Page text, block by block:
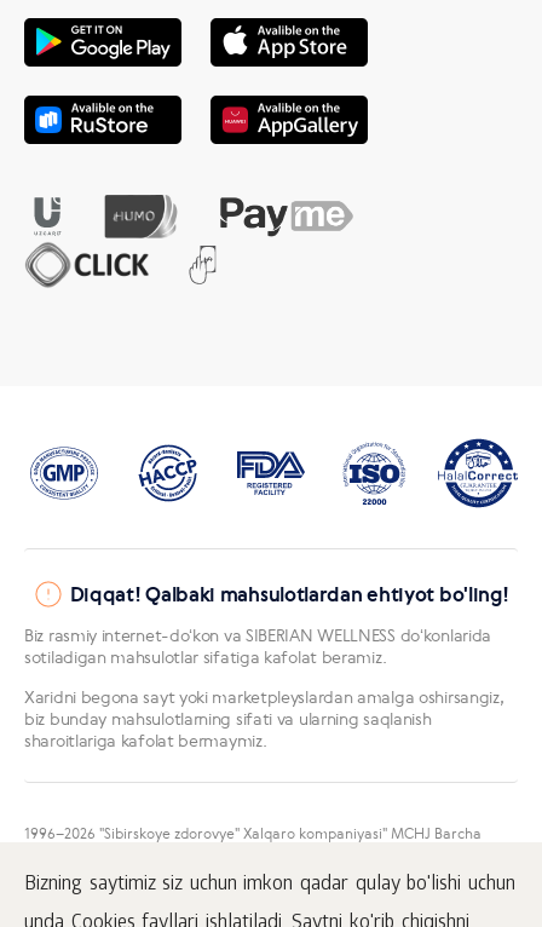
Bizning saytimiz siz uchun imkon qadar qulay bo'lishi uchun
Diqqat! Qalbaki mahsulotlardan ehtiyot bo'ling!
Biz rasmiy internet-doʻkon va SIBERIAN WELLNESS doʻkonlarida
sotiladigan mahsulotlar sifatiga kafolat beramiz.
Xaridni begona sayt yoki marketpleyslardan amalga oshirsangiz,
biz bunday mahsulotlarning sifati va ularning saqlanish
sharoitlariga kafolat bermaymiz.
1996–2026 "Sibirskoye zdorovye" Xalqaro kompaniyasi" MCHJ Barcha
Mazkur sayt materiallarini namoyish qilish faqatgina faol
www.siberianhealth.com havolasini ham joylashtirgan taqdirda amalga
oshirilishi mumkin.